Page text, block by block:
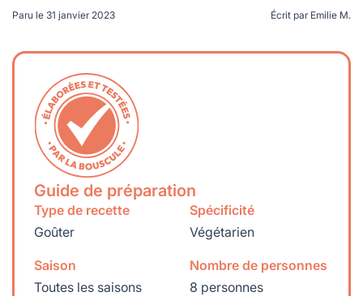
Paru le 31 janvier 2023 Écrit par Emilie M.
Guide de préparation
Type de recette
Goûter
Spécificité
Végétarien
Saison
Toutes les saisons
Nombre de personnes
8 personnes